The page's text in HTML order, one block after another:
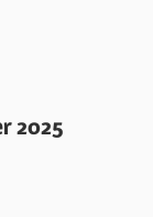
2025